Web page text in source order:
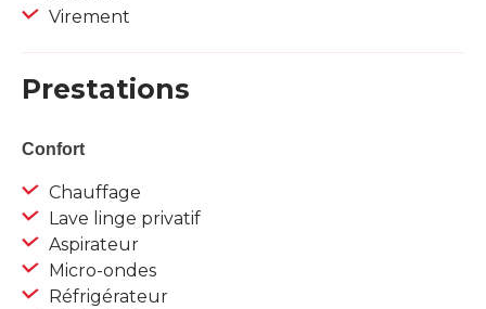
Virement
Prestations
Confort
Chauffage
Lave linge privatif
Aspirateur
Micro-ondes
Réfrigérateur